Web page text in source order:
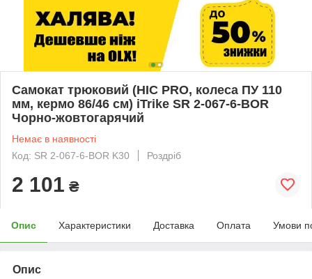
Самокат трюковий (HIC PRO, колеса ПУ 110
мм, кермо 86/46 см) iTrike SR 2-067-6-BOR
Чорно-жовтогарячий
Немає в наявності
Код: SR 2-067-6-BOR K30
Роздріб
2 101 ₴
Опис Характеристики Доставка Оплата Умови
Опис